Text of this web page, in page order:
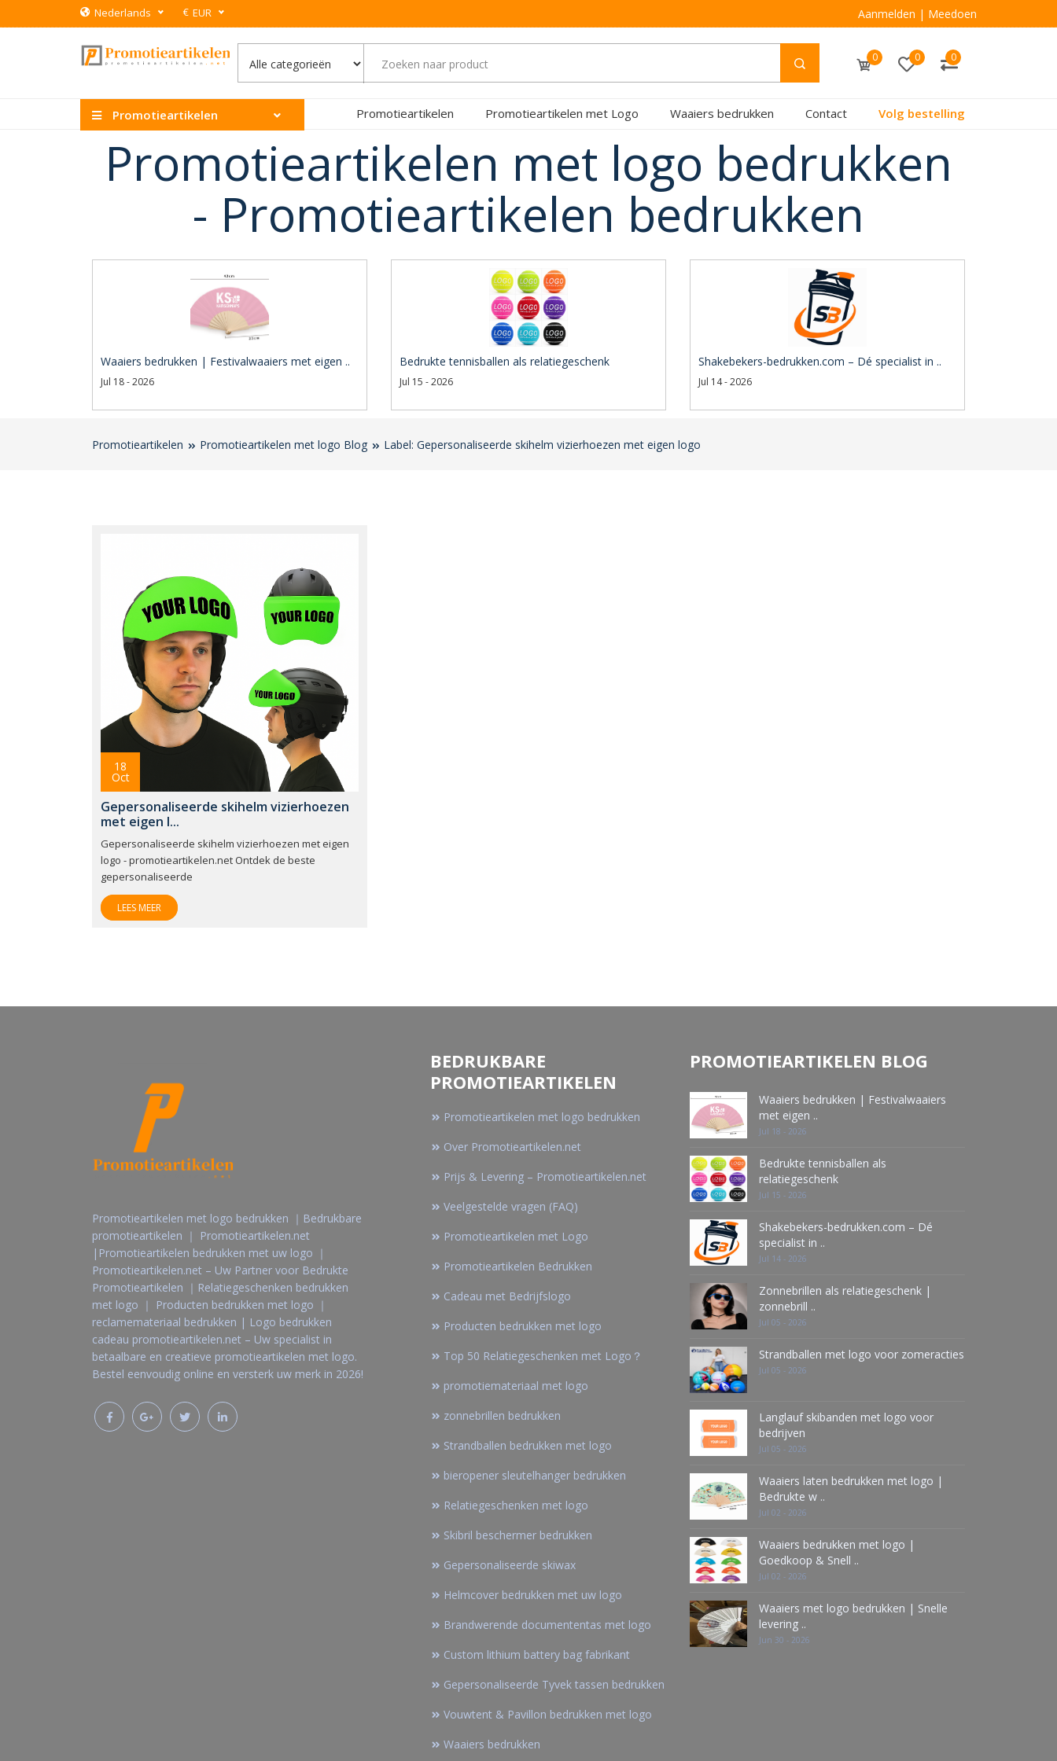
Nederlands € EUR Aanmelden | Meedoen
0 0 0
Promotieartikelen Promotieartikelen Promotieartikelen met Logo Waaiers bedrukken Contact Volg bestelling
Promotieartikelen met logo bedrukken
- Promotieartikelen bedrukken
Waaiers bedrukken | Festivalwaaiers met eigen ..
Jul 18 - 2026
Bedrukte tennisballen als relatiegeschenk
Jul 15 - 2026
Shakebekers-bedrukken.com – Dé specialist in ..
Jul 14 - 2026
Promotieartikelen Promotieartikelen met logo Blog Label: Gepersonaliseerde skihelm vizierhoezen met eigen logo
18
Oct
Gepersonaliseerde skihelm vizierhoezen
met eigen l...
Gepersonaliseerde skihelm vizierhoezen met eigen
logo - promotieartikelen.net Ontdek de beste
gepersonaliseerde
LEES MEER
Promotieartikelen met logo bedrukken ｜Bedrukbare
promotieartikelen ｜ Promotieartikelen.net
|Promotieartikelen bedrukken met uw logo ｜
Promotieartikelen.net – Uw Partner voor Bedrukte
Promotieartikelen ｜Relatiegeschenken bedrukken
met logo ｜ Producten bedrukken met logo ｜
reclamemateriaal bedrukken | Logo bedrukken
cadeau promotieartikelen.net – Uw specialist in
betaalbare en creatieve promotieartikelen met logo.
Bestel eenvoudig online en versterk uw merk in 2026!
BEDRUKBARE
PROMOTIEARTIKELEN
Promotieartikelen met logo bedrukken
Over Promotieartikelen.net
Prijs & Levering – Promotieartikelen.net
Veelgestelde vragen (FAQ)
Promotieartikelen met Logo
Promotieartikelen Bedrukken
Cadeau met Bedrijfslogo
Producten bedrukken met logo
Top 50 Relatiegeschenken met Logo？
promotiemateriaal met logo
zonnebrillen bedrukken
Strandballen bedrukken met logo
bieropener sleutelhanger bedrukken
Relatiegeschenken met logo
Skibril beschermer bedrukken
Gepersonaliseerde skiwax
Helmcover bedrukken met uw logo
Brandwerende documententas met logo
Custom lithium battery bag fabrikant
Gepersonaliseerde Tyvek tassen bedrukken
Vouwtent & Pavillon bedrukken met logo
Waaiers bedrukken
PROMOTIEARTIKELEN BLOG
Waaiers bedrukken | Festivalwaaiers
met eigen ..
Jul 18 - 2026
Bedrukte tennisballen als
relatiegeschenk
Jul 15 - 2026
Shakebekers-bedrukken.com – Dé
specialist in ..
Jul 14 - 2026
Zonnebrillen als relatiegeschenk |
zonnebrill ..
Jul 05 - 2026
Strandballen met logo voor zomeracties
Jul 05 - 2026
Langlauf skibanden met logo voor
bedrijven
Jul 05 - 2026
Waaiers laten bedrukken met logo |
Bedrukte w ..
Jul 02 - 2026
Waaiers bedrukken met logo |
Goedkoop & Snell ..
Jul 02 - 2026
Waaiers met logo bedrukken | Snelle
levering ..
Jun 30 - 2026